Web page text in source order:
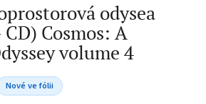
odysea
Cosmos: A
volume 4
Nové ve fólii